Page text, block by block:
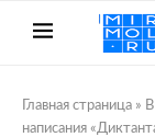
Главная страница »
написания